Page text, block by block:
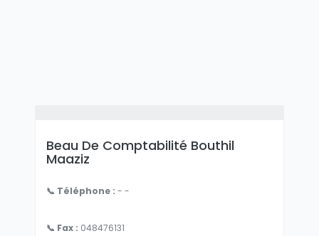
Beau De Comptabilité Bouthil
Maaziz
📞 Téléphone : - -
📞 Fax : 048476131